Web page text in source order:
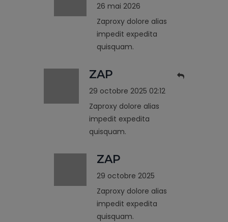
26 mai 2026
Zaproxy dolore alias
impedit expedita
quisquam.
ZAP
29 octobre 2025 02:12
Zaproxy dolore alias
impedit expedita
quisquam.
ZAP
29 octobre 2025
Zaproxy dolore alias
impedit expedita
quisquam.